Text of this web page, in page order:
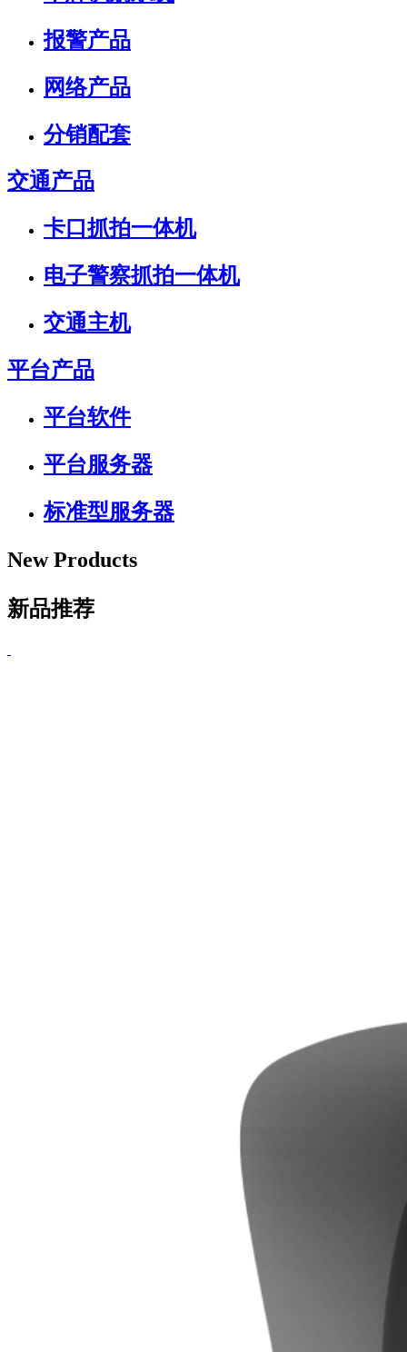
报警产品
网络产品
分销配套
交通产品
卡口抓拍一体机
电子警察抓拍一体机
交通主机
平台产品
平台软件
平台服务器
标准型服务器
New Products
新品推荐